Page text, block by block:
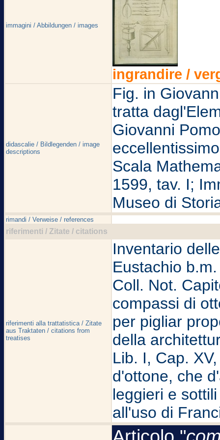
immagini / Abbildungen / images
ingrandire /
didascalie / Bildlegenden / image
descriptions
Fig. in
tratta
Giovanni
Scala
1599, tav. I;
Museo di
rimandi / Verweise / references
riferimenti / Zitate / citations
riferimenti alla trattatistica / Zitate
aus Traktaten / citations from
treatises
Inventario
Eustachio
Coll. Not.
compassi di
per pigliar
della
Lib. I, Cap.
d'ottone, che
leggieri e
all'uso di